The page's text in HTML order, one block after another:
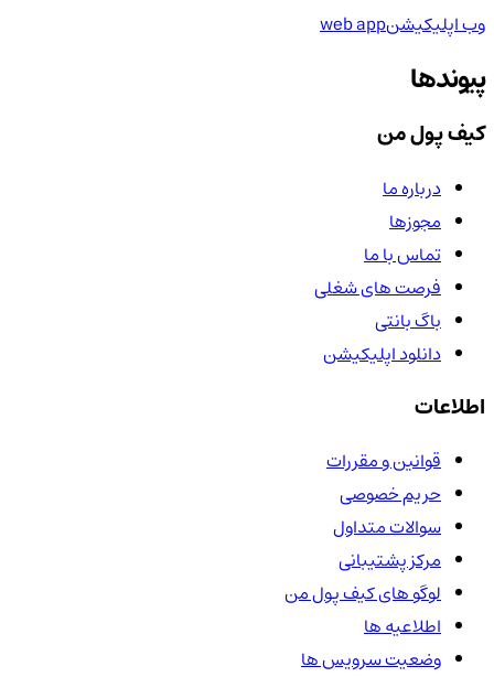
وب اپلیکیشنweb app
پیوندها
کیف پول من
درباره ما
مجوزها
تماس با ما
فرصت های شغلی
باگ بانتی
دانلود اپلیکیشن
اطلاعات
قوانین و مقررات
حریم خصوصی
سوالات متداول
مرکز پشتیبانی
لوگو های کیف پول من
اطلاعیه ها
وضعیت سرویس ها